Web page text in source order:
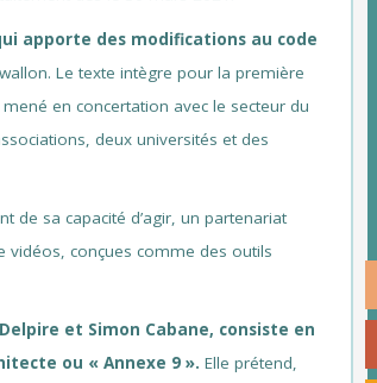
apporte des modifications au code
Le texte intègre pour la première
en concertation avec le secteur du
deux universités et des
de sa capacité d’agir, un partenariat
vidéos, conçues comme des outils
et Simon Cabane, consiste en
ou « Annexe 9 ». Elle prétend,